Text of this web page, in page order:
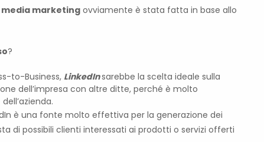
media marketingovviamente è stata fatta in base allo
?
to-Business, LinkedInsarebbe la scelta ideale sulla
dell’impresa con altre ditte, perché è molto
è una fonte molto effettiva per la generazione dei
di possibili clienti interessati ai prodotti o servizi offerti